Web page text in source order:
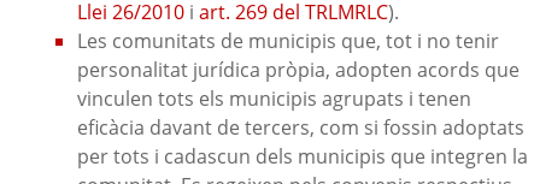
Llei 26/2010 i art. 269 del TRLMRLC).
Les comunitats de municipis que, tot i no tenir
personalitat jurídica pròpia, adopten acords que
vinculen tots els municipis agrupats i tenen
eficàcia davant de tercers, com si fossin adoptats
per tots i cadascun dels municipis que integren la